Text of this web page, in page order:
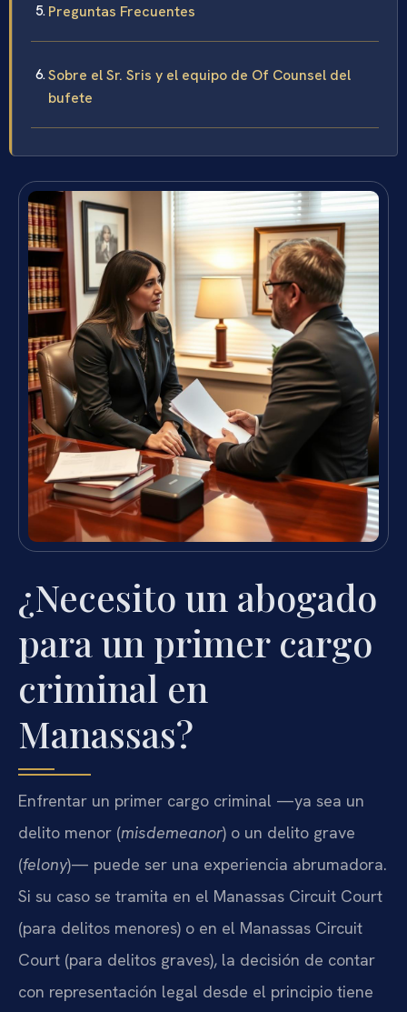
Preguntas Frecuentes
Sobre el Sr. Sris y el equipo de Of Counsel del
bufete
¿Necesito un abogado
para un primer cargo
criminal en
Manassas?
Enfrentar un primer cargo criminal —ya sea un
delito menor (misdemeanor) o un delito grave
(felony)— puede ser una experiencia abrumadora.
Si su caso se tramita en el Manassas Circuit Court
(para delitos menores) o en el Manassas Circuit
Court (para delitos graves), la decisión de contar
con representación legal desde el principio tiene